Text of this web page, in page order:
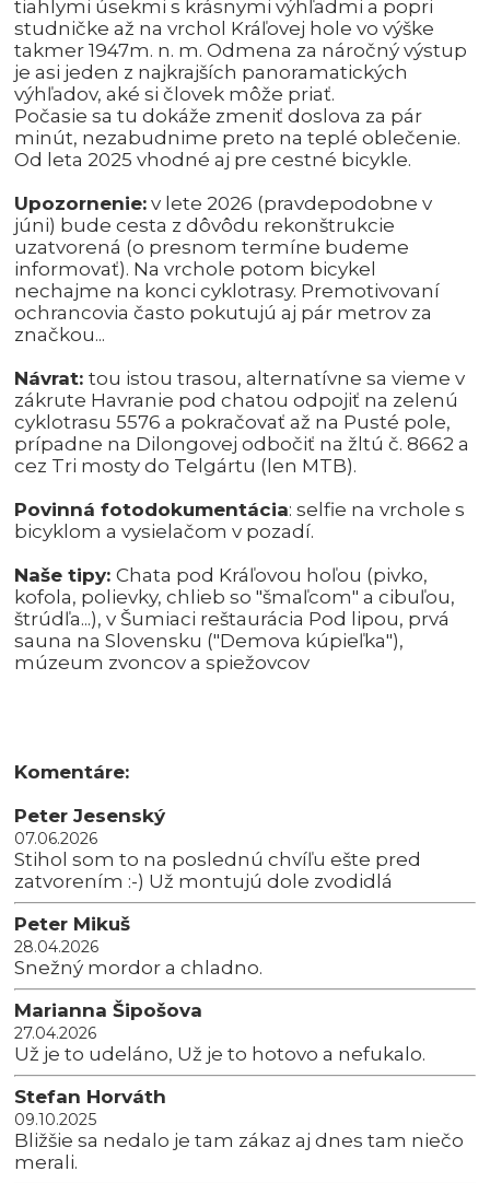
tiahlymi úsekmi s krásnymi výhľadmi a popri
studničke až na vrchol Kráľovej hole vo výške
takmer 1947m. n. m. Odmena za náročný výstup
je asi jeden z najkrajších panoramatických
výhľadov, aké si človek môže priať.
Počasie sa tu dokáže zmeniť doslova za pár
minút, nezabudnime preto na teplé oblečenie.
Od leta 2025 vhodné aj pre cestné bicykle.
Upozornenie: v lete 2026 (pravdepodobne v
júni) bude cesta z dôvôdu rekonštrukcie
uzatvorená (o presnom termíne budeme
informovať). Na vrchole potom bicykel
nechajme na konci cyklotrasy. Premotivovaní
ochrancovia často pokutujú aj pár metrov za
značkou...
Návrat:tou istou trasou, alternatívne sa vieme v
zákrute Havranie pod chatou odpojiť na zelenú
cyklotrasu 5576 a pokračovať až na Pusté pole,
prípadne na Dilongovej odbočiť na žltú č. 8662 a
cez Tri mosty do Telgártu (len MTB).
Povinná fotodokumentácia: selfie na vrchole s
bicyklom a vysielačom v pozadí.
Naše tipy:Chata pod Kráľovou hoľou (pivko,
kofola, polievky, chlieb so "šmaľcom" a cibuľou,
štrúdľa...), v Šumiaci reštaurácia Pod lipou, prvá
sauna na Slovensku ("Demova kúpieľka"),
múzeum zvoncov a spiežovcov
Komentáre:
Peter Jesenský
07.06.2026
Stihol som to na poslednú chvíľu ešte pred
zatvorením :-) Už montujú dole zvodidlá
Peter Mikuš
28.04.2026
Snežný mordor a chladno.
Marianna Šipošova
27.04.2026
Už je to udeláno, Už je to hotovo a nefukalo.
Stefan Horváth
09.10.2025
Bližšie sa nedalo je tam zákaz aj dnes tam niečo
merali.